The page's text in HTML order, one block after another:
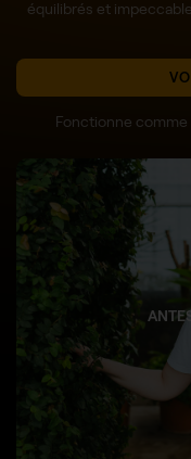
équilibrés et
Fonctionne comme